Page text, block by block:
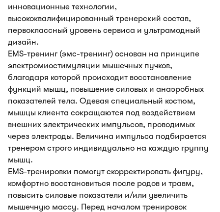
инновационные технологии,
высококвалифицированный тренерский состав,
первоклассный уровень сервиса и ультрамодный
дизайн.
EMS-тренинг (эмс-тренинг) основан на принципе
электромиостимуляции мышечных пучков,
благодаря которой происходит восстановление
функций мышц, повышение силовых и анаэробных
показателей тела. Одевая специальный костюм,
мышцы клиента сокращаются под воздействием
внешних электрических импульсов, проводимых
через электроды. Величина импульса подбирается
тренером строго индивидуально на каждую группу
мышц.
EMS-тренировки помогут скорректировать фигуру,
комфортно восстановиться после родов и травм,
повысить силовые показатели и/или увеличить
мышечную массу. Перед началом тренировок